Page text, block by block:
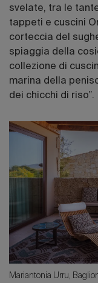
svelate, tra le
tappeti e cuscini
corteccia del
spiaggia della
collezione di
marina della
dei chicchi di riso”.
Mariantonia Urru,